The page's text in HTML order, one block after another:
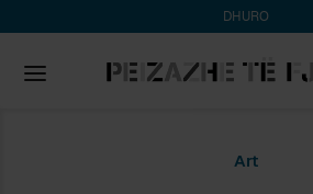
DHURO
Art